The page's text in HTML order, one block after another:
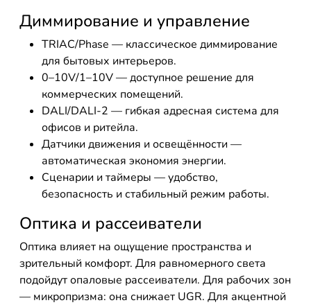
Диммирование и управление
TRIAC/Phase — классическое диммирование
для бытовых интерьеров.
0–10V/1–10V — доступное решение для
коммерческих помещений.
DALI/DALI-2 — гибкая адресная система для
офисов и ритейла.
Датчики движения и освещённости —
автоматическая экономия энергии.
Сценарии и таймеры — удобство,
безопасность и стабильный режим работы.
Оптика и рассеиватели
Оптика влияет на ощущение пространства и
зрительный комфорт. Для равномерного света
подойдут опаловые рассеиватели. Для рабочих зон
— микропризма: она снижает UGR. Для акцентной